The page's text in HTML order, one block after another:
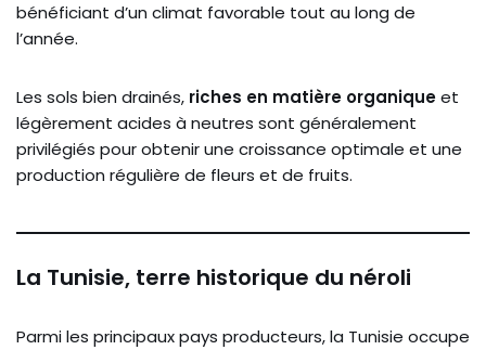
bénéficiant d’un climat favorable tout au long de
l’année.
Les sols bien drainés, riches en matière organiqueet
légèrement acides à neutres sont généralement
privilégiés pour obtenir une croissance optimale et une
production régulière de fleurs et de fruits.
La Tunisie, terre historique du néroli
Parmi les principaux pays producteurs, la Tunisie occupe